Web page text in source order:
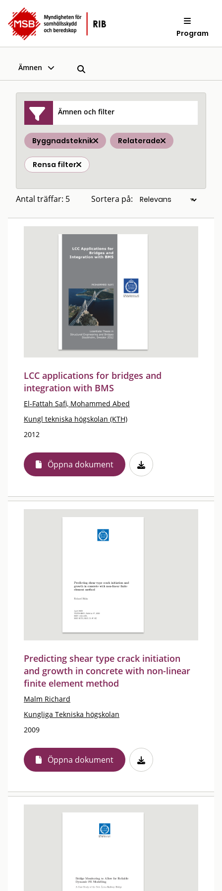
Program
Ämnen
Ämnen och filter
Byggnadsteknik Relaterade
Rensa filter
Antal träffar: 5 Sortera på:
LCC applications for bridges and
integration with BMS
El-Fattah Safi, Mohammed Abed
Kungl tekniska högskolan (KTH)
2012
Öppna dokument
Predicting shear type crack initiation
and growth in concrete with non-linear
finite element method
Malm Richard
Kungliga Tekniska högskolan
2009
Öppna dokument